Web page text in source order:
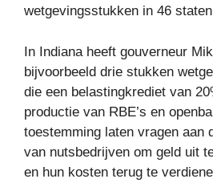
wetgevingsstukken in 46
In Indiana heeft gouverneur
bijvoorbeeld drie stukken
die een belastingkrediet van
productie van RBE’s en
toestemming laten vragen aan
van nutsbedrijven om geld uit
en hun kosten terug te